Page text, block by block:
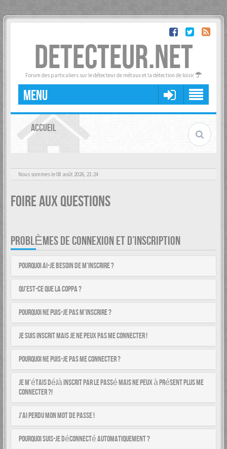
DETECTEUR.NET
Forum des particuliers sur le détecteur de métaux et la détection de loisir
MENU
ACCUEIL
Nous sommes le 08 août 2026, 21:24
Foire aux questions
PROBLÈMES DE CONNEXION ET D’INSCRIPTION
Pourquoi ai-je besoin de m’inscrire ?
Qu’est-ce que la COPPA ?
Pourquoi ne puis-je pas m’inscrire ?
Je suis inscrit mais je ne peux pas me connecter !
Pourquoi ne puis-je pas me connecter ?
Je m’étais déjà inscrit par le passé mais ne peux à présent plus me
connecter ?!
J’ai perdu mon mot de passe !
Pourquoi suis-je déconnecté automatiquement ?